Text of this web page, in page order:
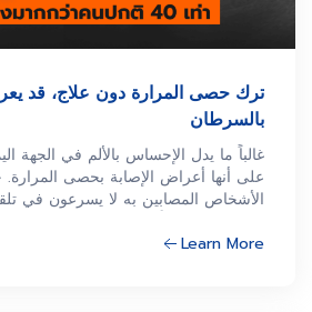
ترك حصى المرارة دون علاج، قد
بالسرطان
غالباً ما يدل الإحساس بالألم في الجهة
على أنها أعراض الإصابة بحصى
الأشخاص المصابين به لا يسرعون في
بسرطان المرارة، إذا كانت الحصوات
Learn More